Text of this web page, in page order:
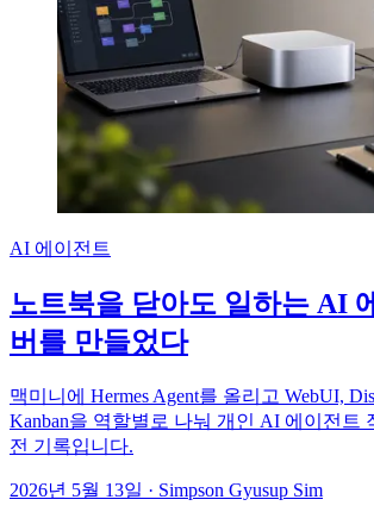
AI 에이전트
노트북을 닫아도 일하는 AI
버를 만들었다
맥미니에 Hermes Agent를 올리고 WebUI,
Kanban을 역할별로 나눠 개인 AI 에이전트
전 기록입니다.
2026년 5월 13일 · Simpson Gyusup Sim